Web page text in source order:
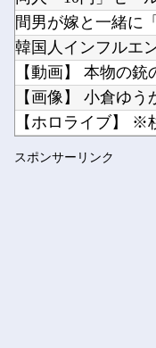
【ホロライブ】 ※
スポンサーリンク